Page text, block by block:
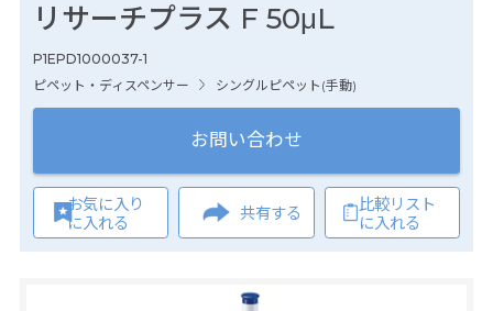
リサーチプラス F 50μL
P1EPD1000037-1
ピペット・ディスペンサー
シングルピペット(手動)
お問い合わせ
お気に入り
に入れる
共有する
比較リスト
に入れる